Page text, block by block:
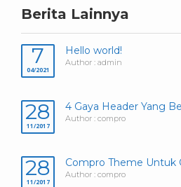
Berita Lainnya
7
04/2021
Hello world!
Author : admin
28
11/2017
4 Gaya Header Yang
Author : compro
28
11/2017
Compro Theme Untuk
Author : compro